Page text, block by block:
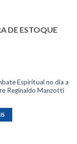
DE ESTOQUE
Espiritual no dia a
Reginaldo Manzotti